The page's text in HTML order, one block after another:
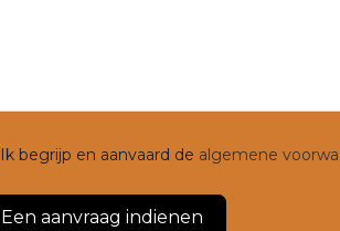
Ik begrijp en aanvaard de algemene
Een aanvraag indienen